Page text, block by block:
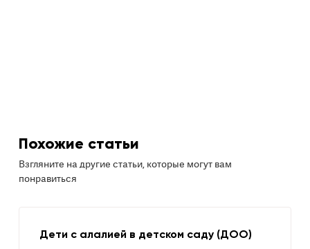
Похожие статьи
Взгляните на другие статьи, которые могут вам
понравиться
Дети с алалией в детском саду (ДОО)